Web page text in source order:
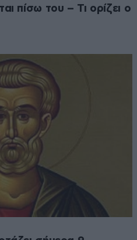
πίσω του – Τι ορίζει ο